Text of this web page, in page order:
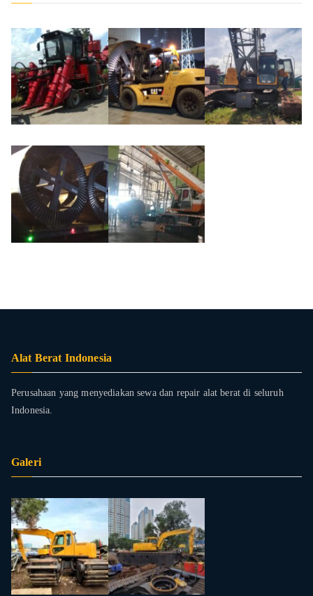
Alat Berat Indonesia
Perusahaan yang menyediakan sewa dan repair alat berat di seluruh
Indonesia.
Galeri